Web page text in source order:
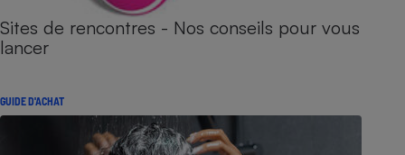
Sites de rencontres - Nos conseils pour vous
lancer
GUIDE D'ACHAT